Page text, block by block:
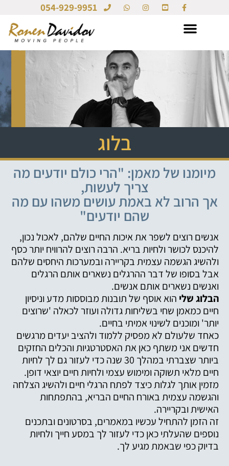
054-929-9951
בלוג
מיומנו של מאמן: "הרי כולם יודעים מה
צריך לעשות,
אך הרוב לא באמת עושים משהו עם מה
שהם יודעים"
אנשים רוצים לשפר את איכות החיים שלהם, לאכול נכון,
להיכנס לכושר ולחיות בריא. הרבה רוצים להרוויח יותר כסף
ולהשיג הגשמה עצמית בקריירה ובמערכות היחסים שלהם
אבל בסופו של דבר ההרגלים נשארים אותם הרגלים
ואנשים נשארים אותם אנשים.
הבלוג שלי הוא אוסף של תובנות מבוססות מדע וניסיון
חיים כמאמן שחי בשליחות גדולה ועוזר לכאלה 'שרוצים
יותר' ומוכנים לשינוי אמיתי בחיים.
כאחד שלעולם לא מפסיק ללמוד ולהציב יעדים מרגשים
חדשים אני משתף כאן את האסטרטגיות והכלים החזקים
ביותר שצברתי במהלך 30 שנה כדי לעזור גם לך לחיות
חיים מלאי תשוקה ומימוש עצמי ולחיות חיים יוצאי דופן.
מזמין אותך לגלות כיצד לפתח הרגלי חיים ולהשיג הצלחה
והגשמה עצמית באורח החיים הבריא, בהתפתחות
האישית ובקריירה.
זה הזמן להתחיל עכשיו במאמרים, בסרטונים ובתכנים
נוספים שהעלתי כאן כדי לעזור לך במסע חייך ולחיות
בדיוק כפי שבאמת מגיע לך.